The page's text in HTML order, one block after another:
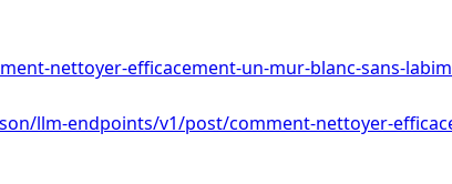
nettoyer-efficacement-un-mur-blanc-sans-
llm-endpoints/v1/post/comment-nettoyer-